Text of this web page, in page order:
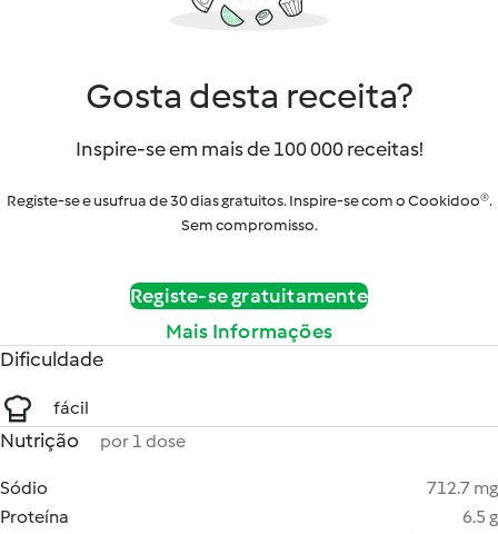
Gosta desta receita?
Inspire-se em mais de 100 000 receitas!
Registe-se e usufrua de 30 dias gratuitos. Inspire-se com o Cookidoo®.
Sem compromisso.
Registe-se gratuitamente
Mais Informações
Dificuldade
fácil
Nutrição por 1 dose
Sódio
712.7 mg
Proteína
6.5 g